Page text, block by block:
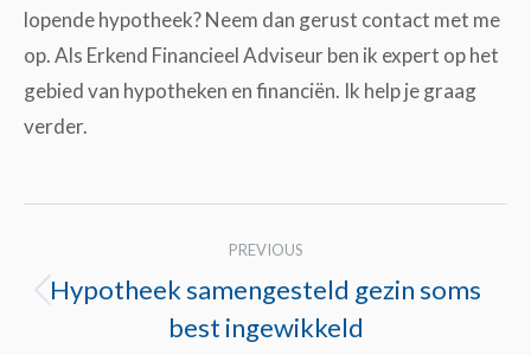
lopende hypotheek? Neem dan gerust contact met me
op. Als Erkend Financieel Adviseur ben ik expert op het
gebied van hypotheken en financiën. Ik help je graag
verder.
navigation
PREVIOUS
Previous
post:
Hypotheek samengesteld gezin soms
best ingewikkeld